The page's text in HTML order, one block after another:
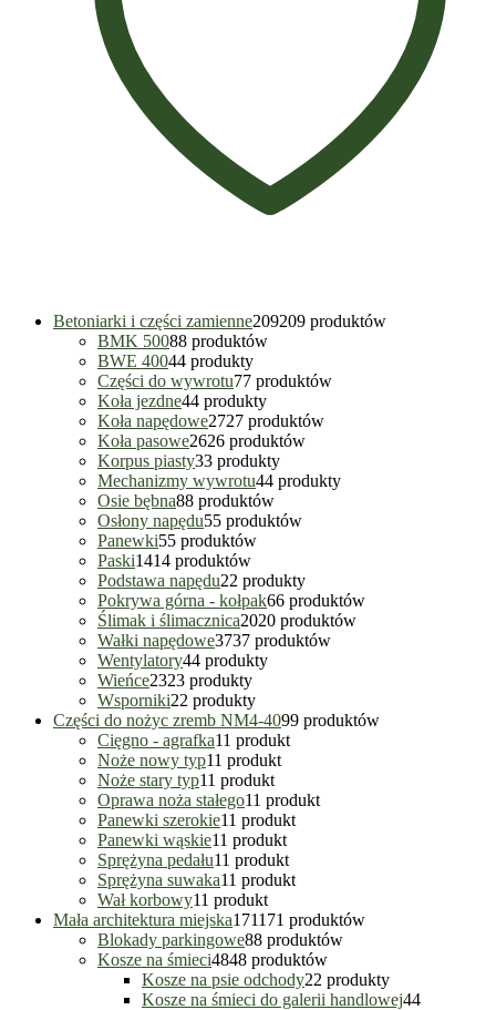
Betoniarki i części zamienne209209 produktów
BMK 50088 produktów
BWE 40044 produkty
Części do wywrotu77 produktów
Koła jezdne44 produkty
Koła napędowe2727 produktów
Koła pasowe2626 produktów
Korpus piasty33 produkty
Mechanizmy wywrotu44 produkty
Osie bębna88 produktów
Osłony napędu55 produktów
Panewki55 produktów
Paski1414 produktów
Podstawa napędu22 produkty
Pokrywa górna - kołpak66 produktów
Ślimak i ślimacznica2020 produktów
Wałki napędowe3737 produktów
Wentylatory44 produkty
Wieńce2323 produkty
Wsporniki22 produkty
Części do nożyc zremb NM4-4099 produktów
Cięgno - agrafka11 produkt
Noże nowy typ11 produkt
Noże stary typ11 produkt
Oprawa noża stałego11 produkt
Panewki szerokie11 produkt
Panewki wąskie11 produkt
Sprężyna pedału11 produkt
Sprężyna suwaka11 produkt
Wał korbowy11 produkt
Mała architektura miejska171171 produktów
Blokady parkingowe88 produktów
Kosze na śmieci4848 produktów
Kosze na psie odchody22 produkty
Kosze na śmieci do galerii handlowej44